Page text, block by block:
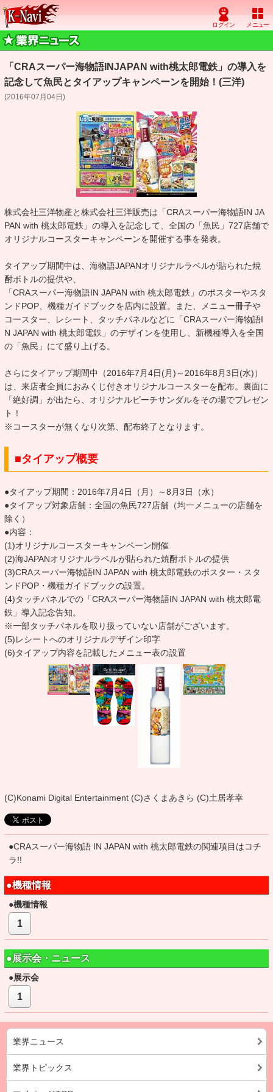
「CRAスーパー海物語INJAPAN with桃太郎電鉄」の導入を
記念して魚民とタイアップキャンペーンを開始！(三洋)
(2016年07月04日)
株式会社三洋物産と株式会社三洋販売は「CRAスーパー海物語IN JA
PAN with 桃太郎電鉄」の導入を記念して、全国の「魚民」727店舗で
オリジナルコースターキャンペーンを開催する事を発表。
タイアップ期間中は、海物語JAPANオリジナルラベルが貼られた焼
酎ボトルの提供や、
「CRAスーパー海物語IN JAPAN with 桃太郎電鉄」のポスターやスタ
ンドPOP、機種ガイドブックを店内に設置。また、メニュー冊子や
コースター、レシート、タッチパネルなどに「CRAスーパー海物語I
N JAPAN with 桃太郎電鉄」のデザインを使用し、新機種導入を全国
の「魚民」にて盛り上げる。
さらにタイアップ期間中（2016年7月4日(月)～2016年8月3日(水)）
は、来店者全員におみくじ付きオリジナルコースターを配布。裏面に
「絶好調」が出たら、オリジナルビーチサンダルをその場でプレゼン
ト！
※コースターが無くなり次第、配布終了となります。
■タイアップ概要
●タイアップ期間：2016年7月4日（月）～8月3日（水）
●タイアップ対象店舗：全国の魚民727店舗（均一メニューの店舗を
除く）
●内容：
(1)オリジナルコースターキャンペーン開催
(2)海JAPANオリジナルラベルが貼られた焼酎ボトルの提供
(3)CRAスーパー海物語IN JAPAN with 桃太郎電鉄のポスター・スタ
ンドPOP・機種ガイドブックの設置。
(4)タッチパネルでの「CRAスーパー海物語IN JAPAN with 桃太郎電
鉄」導入記念告知。
※一部タッチパネルを取り扱っていない店舗がございます。
(5)レシートへのオリジナルデザイン印字
(6)タイアップ内容を記載したメニュー表の設置
(C)Konami Digital Entertainment (C)さくまあきら (C)土居孝幸
●CRAスーパー海物語 IN JAPAN with 桃太郎電鉄の関連項目はコチ
ラ!!
●機種情報
●機種情報
1
●展示会・ニュース
●展示会
1
業界ニュース
業界トピックス